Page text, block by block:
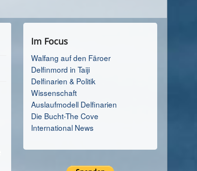
Im Focus
Walfang auf den Färoer
Delfinmord in Taiji
Delfinarien & Politik
Wissenschaft
Auslaufmodell Delfinarien
Die Bucht-The Cove
International News